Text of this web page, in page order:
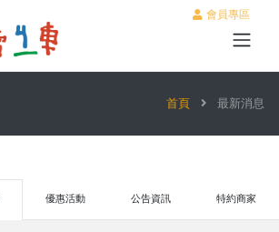
會員專區
首頁 最新消息
優惠活動 公告資訊 特約商家